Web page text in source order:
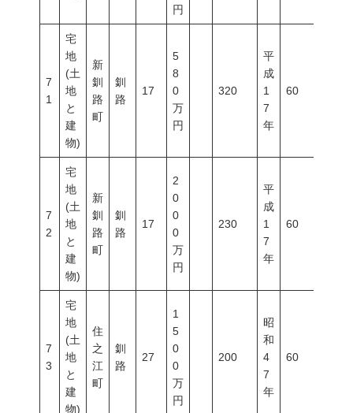
円
7
1
宅
地
(土
地
と
建
物)
新
釧
路
町
釧
路
17
5
8
0
万
円
320
平
成
1
7
年
60
7
2
宅
地
(土
地
と
建
物)
新
釧
路
町
釧
路
17
2
0
0
0
万
円
230
平
成
1
7
年
60
7
3
宅
地
(土
地
と
建
物)
住
之
江
町
釧
路
27
1
5
0
0
万
円
200
昭
和
4
7
年
60